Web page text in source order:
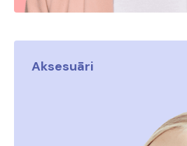
Aksesuāri